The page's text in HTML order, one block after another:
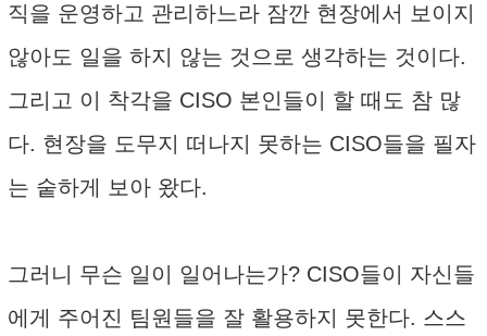
직을 운영하고 관리하느라 잠깐 현장에서 보이지
않아도 일을 하지 않는 것으로 생각하는 것이다.
그리고 이 착각을 CISO 본인들이 할 때도 참 많
다. 현장을 도무지 떠나지 못하는 CISO들을 필자
는 숱하게 보아 왔다.
그러니 무슨 일이 일어나는가? CISO들이 자신들
에게 주어진 팀원들을 잘 활용하지 못한다. 스스